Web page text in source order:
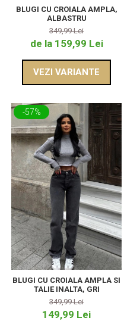
BLUGI CU CROIALA AMPLA,
ALBASTRU
349,99 Lei
de la 159,99 Lei
VEZI VARIANTE
-57%
BLUGI CU CROIALA AMPLA SI
TALIE INALTA, GRI
349,99 Lei
149,99 Lei